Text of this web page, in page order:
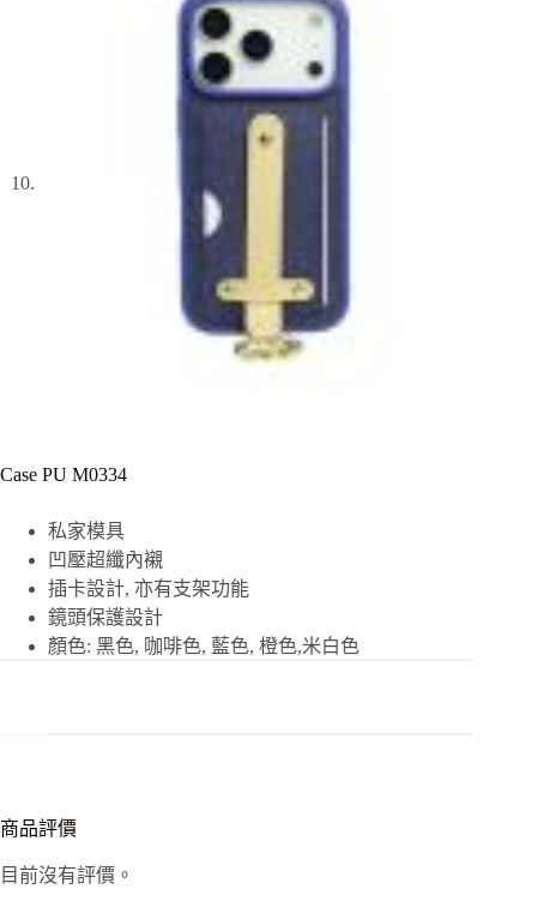
Case PU M0334
私家模具
凹壓超纖內襯
插卡設計, 亦有支架功能
鏡頭保護設計
顏色: 黑色, 咖啡色, 藍色, 橙色,米白色
商品評價
目前沒有評價。